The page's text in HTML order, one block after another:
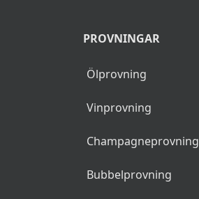
PROVNINGAR
Ölprovning
Vinprovning
Champagneprovning
Bubbelprovning